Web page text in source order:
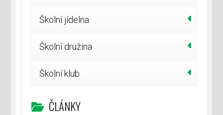
Školní jídelna
Školní družina
Školní klub
ČLÁNKY